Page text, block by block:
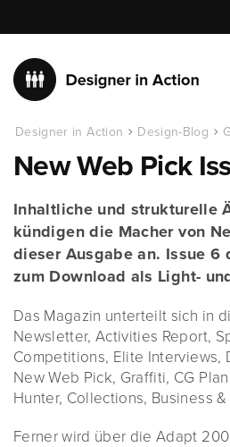
Designer in Action Design-Blog
New Web Pick
Inhaltliche und strukturelle
kündigen die Macher von
dieser Ausgabe an. Issue 6
zum Download als Light-
Das Magazin unterteilt sich in
Newsletter, Activities Report,
Competitions, Elite Interviews,
New Web Pick, Graffiti, CG
Hunter, Collections, Business
Ferner wird über die Adapt